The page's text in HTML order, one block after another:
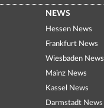
NEWS
Hessen News
Frankfurt News
Wiesbaden News
Mainz News
Kassel News
Darmstadt News